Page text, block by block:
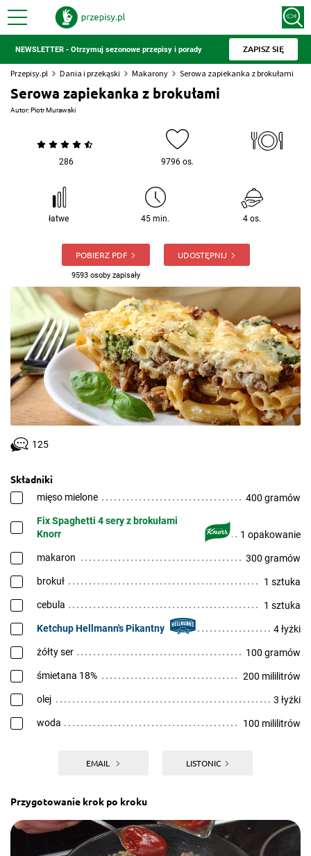
NEWSLETTER - Otrzymuj sezonowe przepisy i porady ZAPISZ SIĘ
Przepisy.pl Dania i przekąski Makarony Serowa zapiekanka z brokułami
Serowa zapiekanka z brokułami
Autor:Piotr Murawski
286 9796 os.
łatwe 45 min. 4 os.
POBIERZ PDF
9593 osoby zapisały
UDOSTĘPNIJ
125
Składniki
mięso mielone 400 gramów
Fix Spaghetti 4 sery z brokułami
Knorr
1 opakowanie
makaron 300 gramów
brokuł 1 sztuka
cebula 1 sztuka
Ketchup Hellmann's Pikantny 4 łyżki
żółty ser 100 gramów
śmietana 18% 200 mililitrów
olej 3 łyżki
woda 100 mililitrów
EMAIL LISTONIC
Przygotowanie krok po kroku